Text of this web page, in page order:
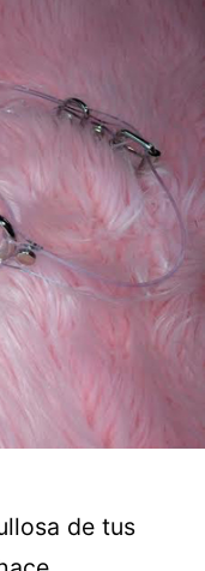
de tus